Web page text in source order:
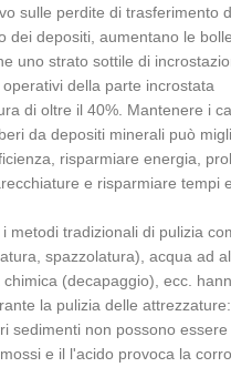
sulle perdite di trasferimento
dei depositi, aumentano le
uno strato sottile di
della parte incrostata
di oltre il 40%. Mantenere i
da depositi minerali può
risparmiare energia,
e risparmiare tempi
metodi tradizionali di pulizia
spazzolatura), acqua ad
(decapaggio), ecc.
la pulizia delle attrezzature:
sedimenti non possono essere
e il l'acido provoca la